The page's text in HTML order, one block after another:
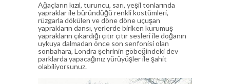
Ağaçların kızıl, turuncu, sarı, yeşil tonlarında
yapraklar ile büründüğü renkli kostümleri,
rüzgarla dökülen ve döne döne uçuşan
yaprakların dansı, yerlerde biriken kurumuş
yaprakların çıkardığı çıtır çıtır sesleri ile doğanın
uykuya dalmadan önce son senfonisi olan
sonbahara, Londra şehrinin göbeğindeki dev
parklarda yapacağınız yürüyüşler ile şahit
olabiliyorsunuz.